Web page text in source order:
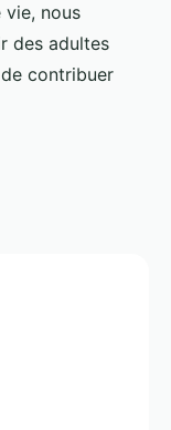
vie, nous
des adultes
contribuer